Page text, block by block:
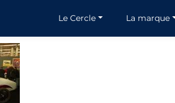
Le Cercle La marque